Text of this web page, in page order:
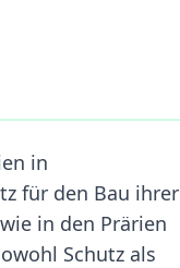
in
für den Bau ihrer
in den Prärien
Schutz als